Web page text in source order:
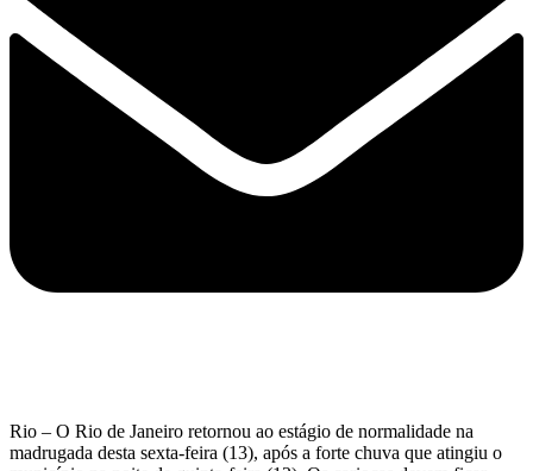
Rio – O Rio de Janeiro retornou ao estágio de normalidade na
madrugada desta sexta-feira (13), após a forte chuva que atingiu o